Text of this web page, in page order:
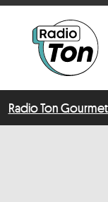
Radio Ton Gourmet